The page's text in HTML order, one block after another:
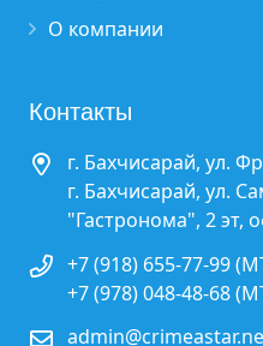
О компании
Контакты
г. Бахчисарай, ул.
г. Бахчисарай, ул.
"Гастронома", 2 эт,
+7 (918) 655-77-99
+7 (978) 048-48-68